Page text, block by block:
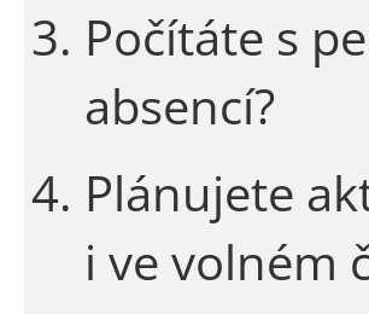
Počítáte s
absencí?
Plánujete
i ve volném